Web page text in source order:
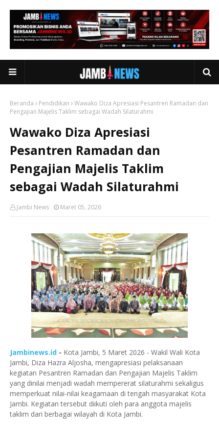
Beranda Pendidikan
Wawako Diza Apresiasi Pesantren Ramadan dan
Pengajian Majelis Taklim sebagai Wadah Silaturahmi
Wawako Diza Apresiasi
Pesantren Ramadan dan
Pengajian Majelis Taklim
sebagai Wadah Silaturahmi
Jambi News Maret 05, 2026
Jambinews.id - Kota Jambi, 5 Maret 2026 - Wakil Wali Kota
Jambi, Diza Hazra Aljosha, mengapresiasi pelaksanaan
kegiatan Pesantren Ramadan dan Pengajian Majelis Taklim
yang dinilai menjadi wadah mempererat silaturahmi sekaligus
memperkuat nilai-nilai keagamaan di tengah masyarakat Kota
Jambi. Kegiatan tersebut diikuti oleh para anggota majelis
taklim dari berbagai wilayah di Kota Jambi.